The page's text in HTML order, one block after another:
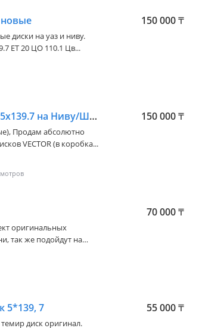
новые 150 000₸
диски на уаз и ниву.
ЕТ 20 ЦО 110.1 Цв...
Новые литые диски Vector R16 5x139.7 на Ниву/Шевроле Ниву 150 000₸
Продам абсолютно
VECTOR (в коробка...
70 000₸
оригинальных
так же подойдут на
5*139, 7 55 000₸
диск оригинал.